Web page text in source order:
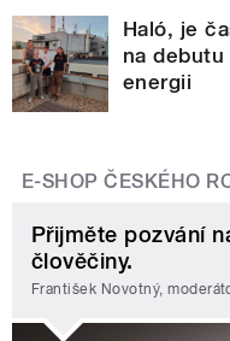
Haló, je
na
energii
E-SHOP ČESKÉHO
Přijměte pozvání
člověčiny.
František Novotný,